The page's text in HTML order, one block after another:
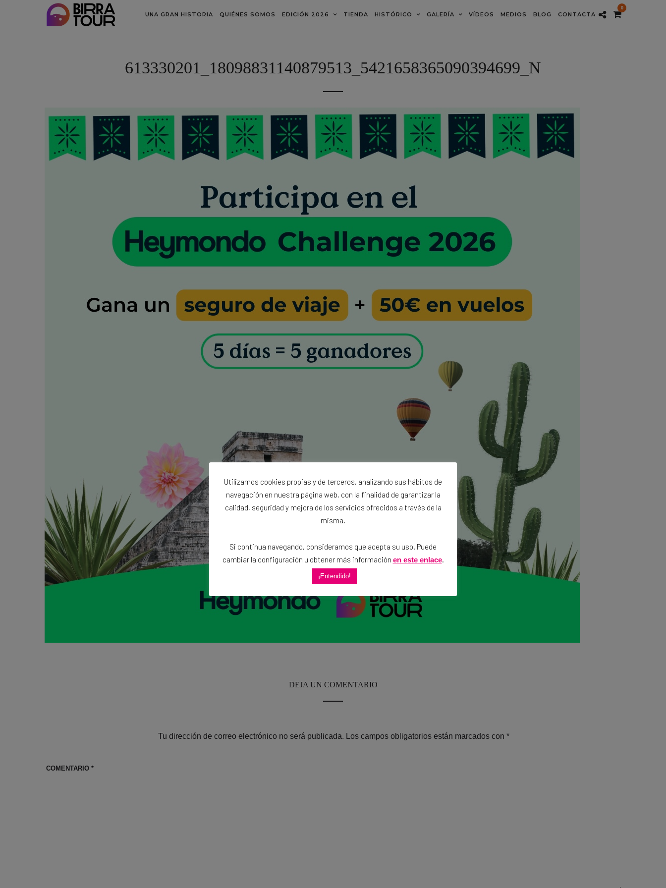
UNA GRAN HISTORIA QUIÉNES SOMOS EDICIÓN 2026 TIENDA HISTÓRICO GALERÍA VÍDEOS MEDIOS BLOG CONTACTA
0
613330201_18098831140879513_5421658365090394699_N
DEJA UN COMENTARIO
Tu dirección de correo electrónico no será publicada. Los campos obligatorios están marcados con *
COMENTARIO *
Utilizamos cookies propias y de terceros, analizando sus hábitos de
navegación en nuestra página web, con la finalidad de garantizar la
calidad, seguridad y mejora de los servicios ofrecidos a través de la
misma.
Si continua navegando, consideramos que acepta su uso. Puede
cambiar la configuración u obtener más información en este enlace.
¡Entendido!